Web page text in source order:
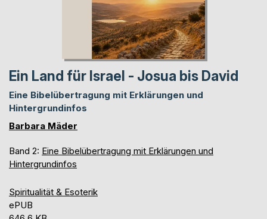
Ein Land für Israel - Josua bis David
Eine Bibelübertragung mit Erklärungen und
Hintergrundinfos
Barbara Mäder
Band 2: Eine Bibelübertragung mit Erklärungen und
Hintergrundinfos
Spiritualität & Esoterik
ePUB